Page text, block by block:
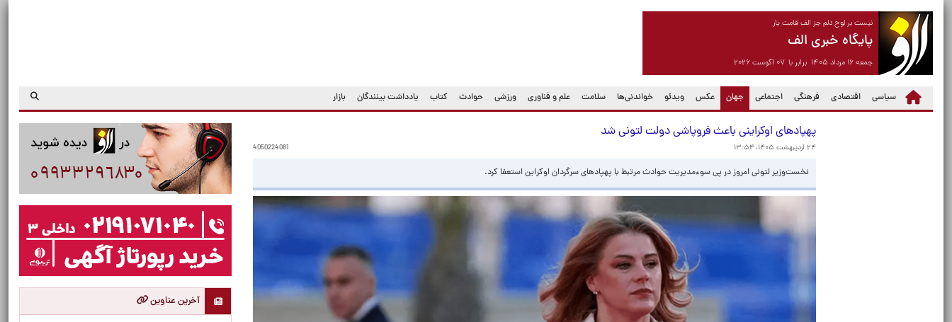
نیست بر لوح دلم جز الف قامت یار
پایگاه خبری الف
جمعه ۱۶ مرداد ۱۴۰۵ برابر با ۰۷ آگوست ۲۰۲۶
سیاسی اقتصادی فرهنگی اجتماعی جهان
(current) عکس ویدئو خواندنی‌ها سلامت علم و فناوری ورزشی حوادث کتاب یادداشت بینندگان بازار
پهپادهای اوکراینی باعث فروپاشی دولت لتونی شد
۲۴ اردیبهشت ۱۴۰۵، ۱۳:۵۴ 4050224081
نخست‌وزیر لتونی امروز در پی سوءمدیریت حوادث مرتبط با پهپادهای سرگردان اوکراین استعفا کرد.
آخرین عناوین